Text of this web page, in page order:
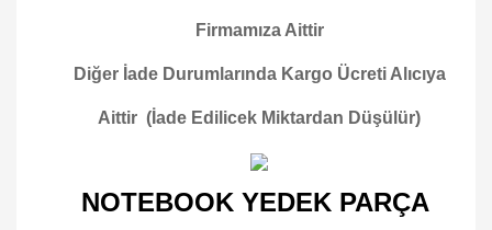
Firmamıza Aittir
Diğer İade Durumlarında Kargo Ücreti Alıcıya
Aittir (İade Edilicek Miktardan Düşülür)
NOTEBOOK YEDEK PARÇA